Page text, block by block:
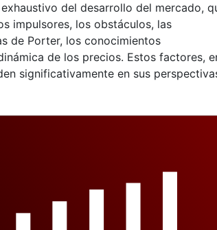
del desarrollo del mercado,
impulsores, los obstáculos, las
de Porter, los conocimientos
de los precios. Estos factores,
significativamente en sus